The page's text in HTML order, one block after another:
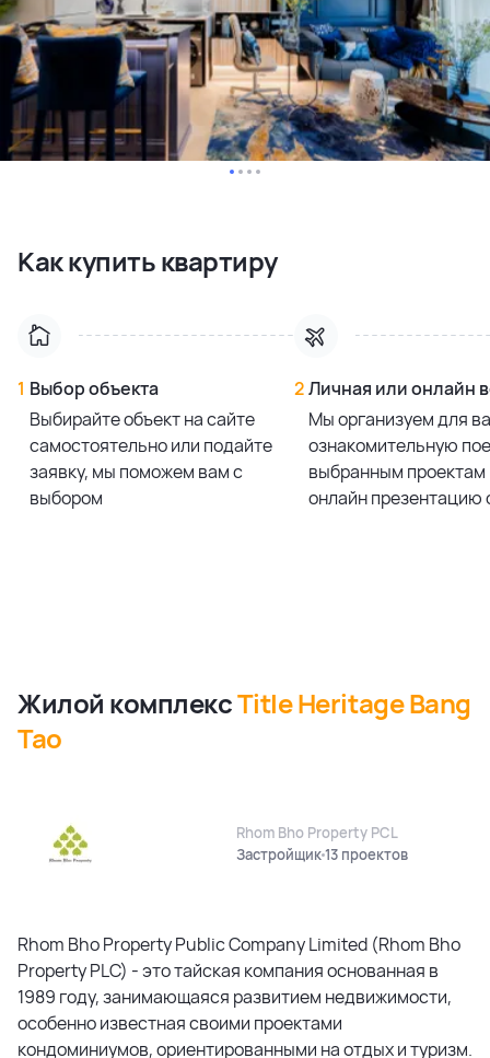
Как купить квартиру
1 Выбор объекта
Выбирайте объект на сайте
самостоятельно или подайте
заявку, мы поможем вам с
выбором
2Личная или онлайн
Мы организуем для
ознакомительную
выбранным проектам
онлайн презентацию
Жилой комплексTitle Heritage Bang
Tao
Rhom Bho Property PCL
Застройщик13 проектов
Rhom Bho Property Public Company Limited (Rhom Bho
Property PLC) - это тайская компания основанная в
1989 году, занимающаяся развитием недвижимости,
особенно известная своими проектами
кондоминиумов, ориентированными на отдых и туризм.